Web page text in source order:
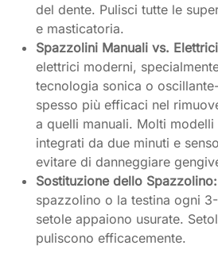
del dente. Pulisci tutte le
e masticatoria.
Spazzolini Manuali vs.
elettrici moderni,
tecnologia sonica o
spesso più efficaci nel
a quelli manuali. Molti
integrati da due minuti e
evitare di danneggiare
Sostituzione dello Spazzolino:
spazzolino o la testina ogni
setole appaiono usurate.
puliscono efficacemente.